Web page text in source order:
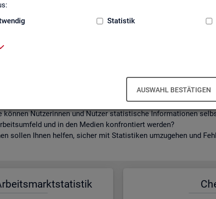
Statistik
AUSWAHL BESTÄTIGEN
- Sta­tis­tik ver­ste­hen und
ver­schie­dens­ten Va­ria­tio­nen. Aber wird mit Sta­tis­tik wirk­lich
kön­nen Nut­ze­rin­nen und Nut­zer sta­tis­ti­sche In­for­ma­tio­nen
und in den Me­di­en kon­fron­tiert wer­den?
sol­len Ihnen hel­fen, si­cher mit Sta­tis­ti­ken um­zu­ge­hen und